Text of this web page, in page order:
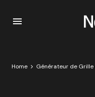
Home Générateur de Grille